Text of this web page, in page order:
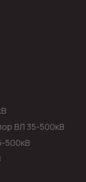
ВЛ 35-500кВ
500кВ